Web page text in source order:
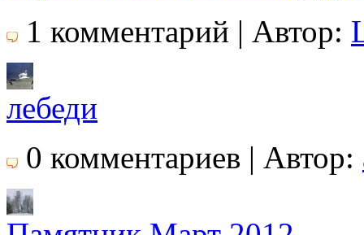
1 комментарий | Автор:
лебеди
0 комментариев | Автор: